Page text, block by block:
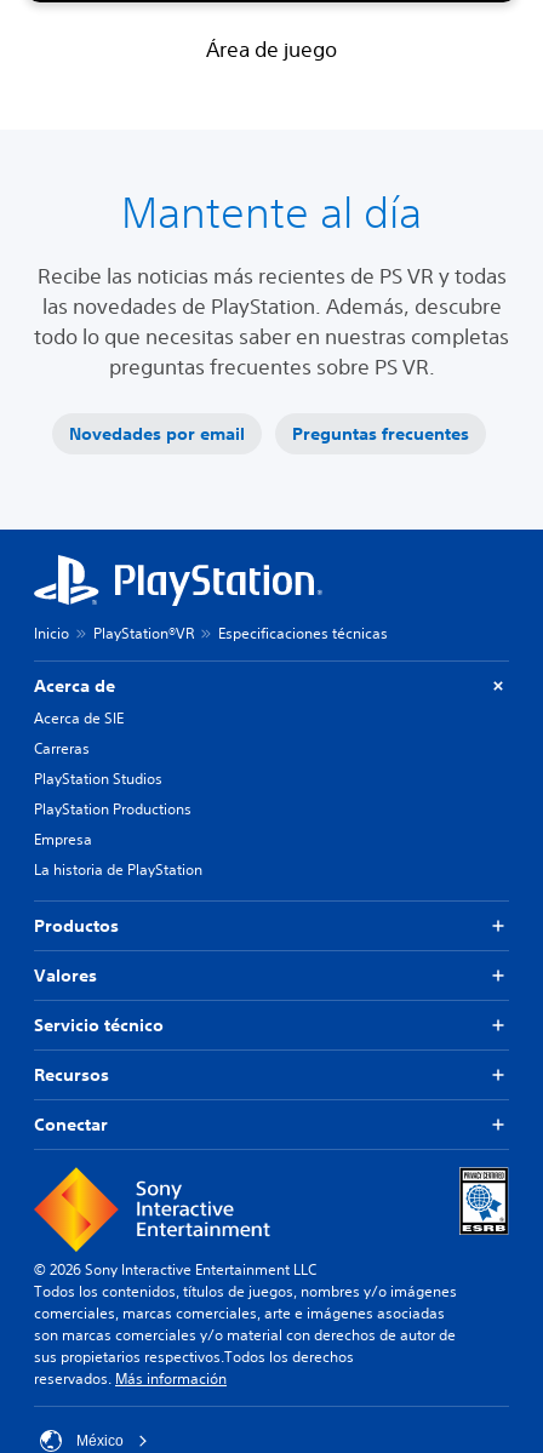
Área de juego
Mantente al día
Recibe las noticias más recientes de PS VR y todas
las novedades de PlayStation. Además, descubre
todo lo que necesitas saber en nuestras completas
preguntas frecuentes sobre PS VR.
Novedades por email Preguntas frecuentes
Inicio PlayStation®VR Especificaciones técnicas
Acerca de
Acerca de SIE
Carreras
PlayStation Studios
PlayStation Productions
Empresa
La historia de PlayStation
Productos
Valores
Servicio técnico
Recursos
Conectar
© 2026 Sony Interactive Entertainment LLC
Todos los contenidos, títulos de juegos, nombres y/o imágenes
comerciales, marcas comerciales, arte e imágenes asociadas
son marcas comerciales y/o material con derechos de autor de
sus propietarios respectivos.Todos los derechos
reservados. Más información
México